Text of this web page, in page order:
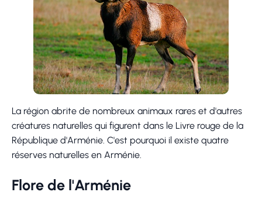
La région abrite de nombreux animaux rares et d'autres
créatures naturelles qui figurent dans le Livre rouge de la
République d'Arménie. C'est pourquoi il existe quatre
réserves naturelles en Arménie.
Flore de l'Arménie